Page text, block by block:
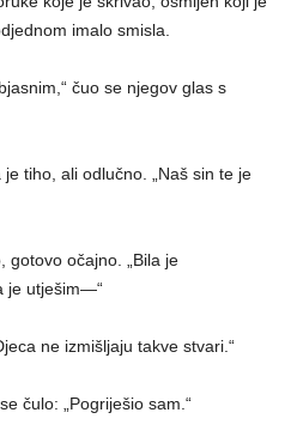
imalo smisla.
čuo se njegov glas s
je tiho, ali odlučno. „Naš sin te je
gotovo očajno. „Bila je
je utješim—“
ne izmišljaju takve stvari.“
čulo: „Pogriješio sam.“